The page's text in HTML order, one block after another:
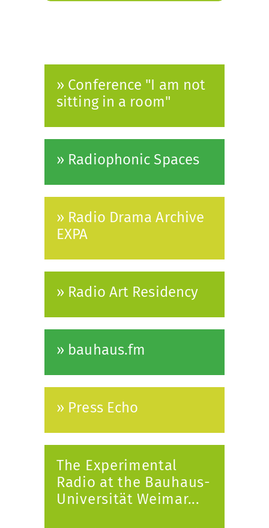
» Conference "I am not
sitting in a room"
» Radiophonic Spaces
» Radio Drama Archive
EXPA
» Radio Art Residency
» bauhaus.fm
» Press Echo
The Experimental
Radio at the Bauhaus-
Universität Weimar...